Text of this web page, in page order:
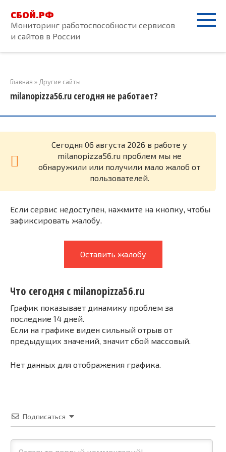
контенту
СБОЙ.РФ
Мониторинг работоспособности сервисов
и сайтов в России
Главная » Другие сайты
milanopizza56.ru сегодня не работает?
Cегодня 06 августа 2026 в работе у
milanopizza56.ru проблем мы не
обнаружили или получили мало жалоб от
пользователей.
Если сервис недоступен, нажмите на кнопку, чтобы
зафиксировать жалобу.
Оставить жалобу
Что сегодня с milanopizza56.ru
График показывает динамику проблем за
последние 14 дней.
Если на графике виден сильный отрыв от
предыдущих значений, значит сбой массовый.
Нет данных для отображения графика.
Подписаться